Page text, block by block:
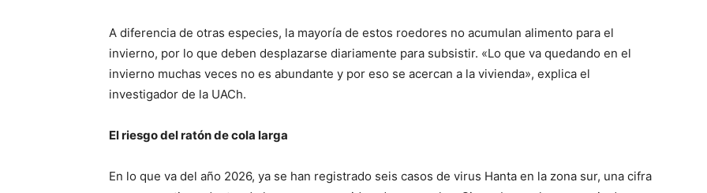
A diferencia de otras especies, la mayoría de estos roedores no acumulan alimento para el
invierno, por lo que deben desplazarse diariamente para subsistir. «Lo que va quedando en el
invierno muchas veces no es abundante y por eso se acercan a la vivienda», explica el
investigador de la UACh.
El riesgo del ratón de cola larga
En lo que va del año 2026, ya se han registrado seis casos de virus Hanta en la zona sur, una cifra